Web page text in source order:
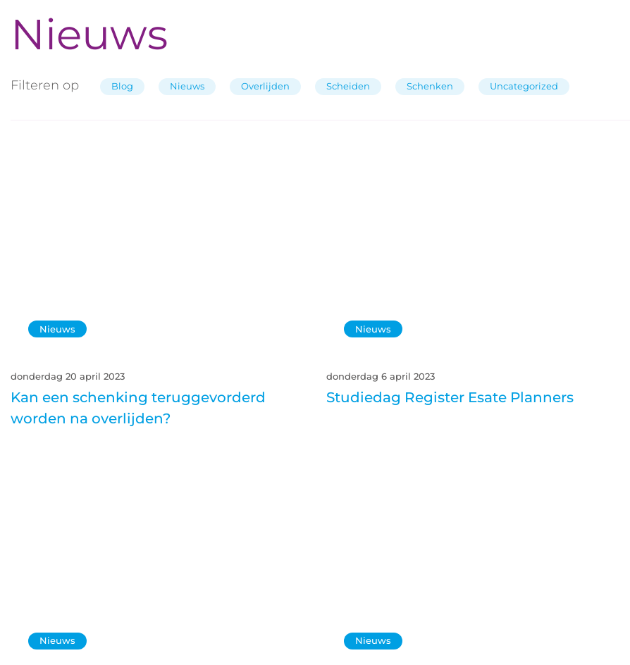
Nieuws
Filteren op Blog Nieuws Overlijden Scheiden Schenken Uncategorized
Nieuws
donderdag 20 april 2023
Kan een schenking teruggevorderd
worden na overlijden?
Nieuws
donderdag 6 april 2023
Studiedag Register Esate Planners
Nieuws Nieuws